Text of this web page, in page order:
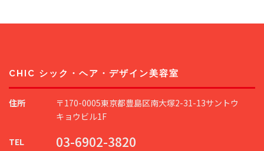
CHIC シック・ヘア・デザイン美容室
住所
〒170-0005東京都豊島区南大塚2-31-13サントウ
キョウビル1F
TEL 03-6902-3820